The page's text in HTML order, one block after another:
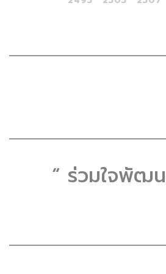
“ ร่วมใจพัฒ